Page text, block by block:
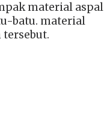
material aspal
batu. material
tersebut.